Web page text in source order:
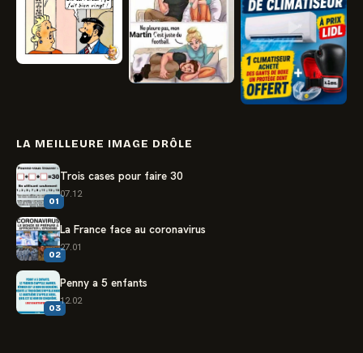
LA MEILLEURE IMAGE DRÔLE
01
Trois cases pour faire 30
07.12
02
La France face au coronavirus
27.01
03
Penny a 5 enfants
12.02